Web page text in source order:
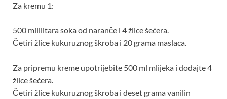
Za kremu 1:
500 mililitara soka od naranče i 4 žlice šećera.
Četiri žlice kukuruznog škroba i 20 grama maslaca.
Za pripremu kreme upotrijebite 500 ml mlijeka i dodajte 4
žlice šećera.
Četiri žlice kukuruznog škroba i deset grama vanilin